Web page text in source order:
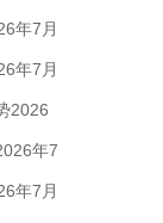
年7月
年7月
2026
年7
年7月